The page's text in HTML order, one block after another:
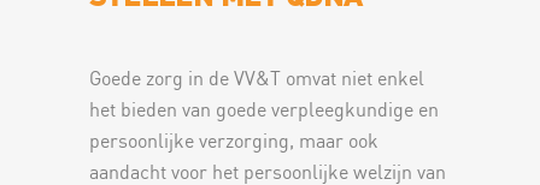
Goede zorg in de VV&T omvat niet enkel
het bieden van goede verpleegkundige en
persoonlijke verzorging, maar ook
aandacht voor het persoonlijke welzijn van